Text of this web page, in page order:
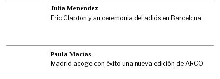
Julia Menéndez
Eric Clapton y su ceremonia del adiós en Barcelona
Paula Macías
Madrid acoge con éxito una nueva edición de ARCO